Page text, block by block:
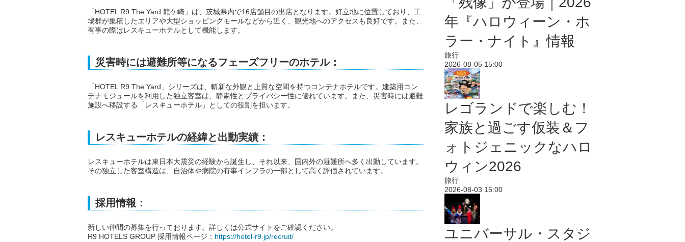
「HOTEL R9 The Yard 龍ケ崎」は、茨城県内で16店舗目の出店となります。好立地に位置しており、工
場群が集積したエリアや大型ショッピングモールなどから近く、観光地へのアクセスも良好です。また、
有事の際はレスキューホテルとして機能します。
災害時には避難所等になるフェーズフリーのホテル：
「HOTEL R9 The Yard」シリーズは、斬新な外観と上質な空間を持つコンテナホテルです。建築用コン
テナモジュールを利用した独立客室は、静粛性とプライバシー性に優れています。また、災害時には避難
施設へ移設する「レスキューホテル」としての役割を担います。
レスキューホテルの経緯と出動実績：
レスキューホテルは東日本大震災の経験から誕生し、それ以来、国内外の避難所へ多く出動しています。
その独立した客室構造は、自治体や病院の有事インフラの一部として高く評価されています。
採用情報：
新しい仲間の募集を行っております。詳しくは公式サイトをご確認ください。
R9 HOTELS GROUP 採用情報ページ： https://hotel-r9.jp/recruit/
年『ハロウィーン・ホ
ラー・ナイト』情報
旅行
2026-08-05 15:00
レゴランドで楽しむ！
家族と過ごす仮装＆フ
ォトジェニックなハロ
ウィン2026
旅行
2026-08-03 15:00
ユニバーサル・スタジ